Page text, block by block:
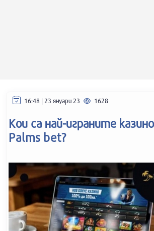
16:48 | 23 януари 23 1628
Кои са най-играните
Palms bet?